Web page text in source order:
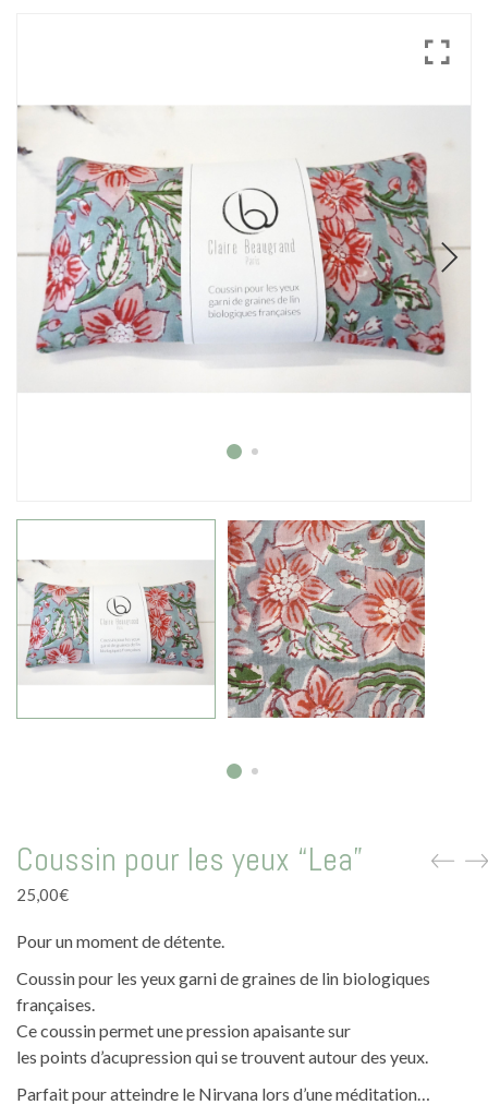
Blouses et jupes
Sacs en Kantha
Pochettes ordinateur
Trousses de toilette
Objets déco
Patères en métal
Carnet
La vie en rose
Carte cadeau
Coussin pour les yeux “Lea”
25,00€
Pour un moment de détente.
Coussin pour les yeux garni de graines de lin biologiques
françaises.
Ce coussin permet une pression apaisante sur
les points d’acupression qui se trouvent autour des yeux.
Parfait pour atteindre le Nirvana lors d’une méditation…